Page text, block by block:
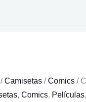
/Camisetas /Comics /
,Comics, Películas,